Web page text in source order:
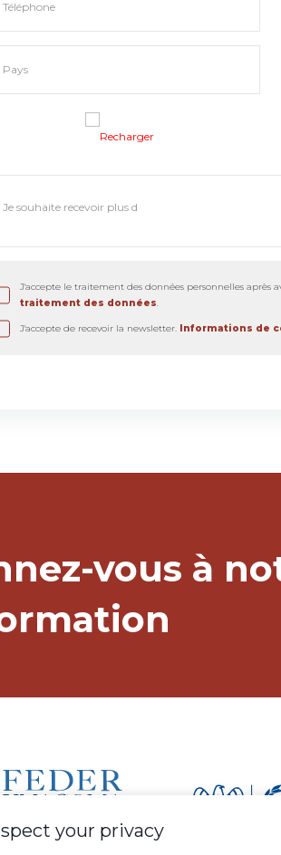
Recharger
J'accepte le traitement des données personnelles après
traitement des données.
J'accepte de recevoir la newsletter. Informations de
vous à
your privacy